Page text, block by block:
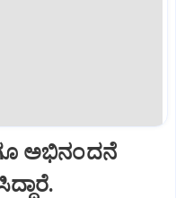
ಅಭಿನಂದನೆ